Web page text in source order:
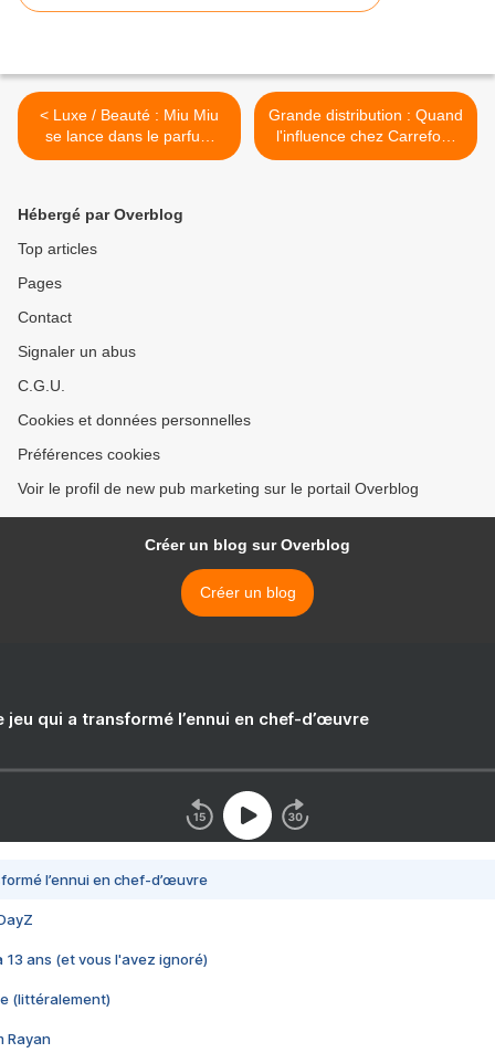
< Luxe / Beauté : Miu Miu
se lance dans le parfum
dès septembre 2025
Grande distribution : Quand
l'influence chez Carrefour
ne sert à rien ! >
Hébergé par Overblog
Top articles
Pages
Contact
Signaler un abus
C.G.U.
Cookies et données personnelles
Préférences cookies
Voir le profil de new pub marketing sur le portail Overblog
Créer un blog sur Overblog
Créer un blog
jeu qui a transformé l’ennui en chef-d’œuvre
l’ennui en chef-d’œuvre
13 ans (et vous l'avez ignoré)
(littéralement)
Rayan